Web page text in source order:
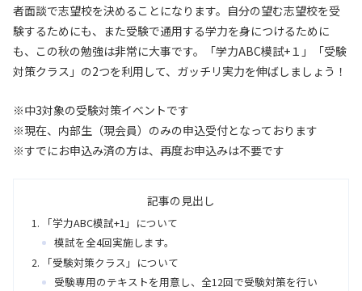
者面談で志望校を決めることになります。自分の望む志望校を受
験するためにも、また受験で通用する学力を身につけるために
も、この秋の勉強は非常に大事です。「学力ABC模試+１」「受験
対策クラス」の2つを利用して、ガッチリ実力を伸ばしましょう！
※中3対象の受験対策イベントです
※現在、内部生（現会員）のみの申込受付となっております
※すでにお申込み済の方は、再度お申込みは不要です
記事の見出し
「学力ABC模試+1」について
模試を全4回実施します。
「受験対策クラス」について
受験専用のテキストを用意し、全12回で受験対策を行い